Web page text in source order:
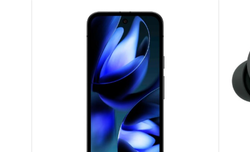
Prijava
Za dodajanje na seznam želja morate biti
Prekliči